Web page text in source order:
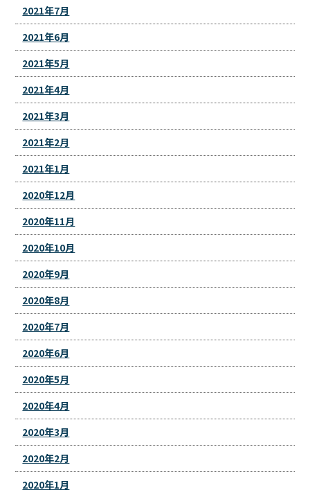
2021年7月
2021年6月
2021年5月
2021年4月
2021年3月
2021年2月
2021年1月
2020年12月
2020年11月
2020年10月
2020年9月
2020年8月
2020年7月
2020年6月
2020年5月
2020年4月
2020年3月
2020年2月
2020年1月